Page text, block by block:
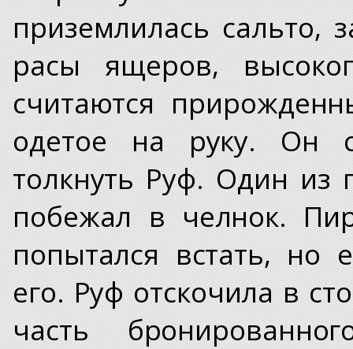
приземлилась сальто,
расы ящеров,
считаются
одетое на руку. Он
толкнуть Руф. Один из
побежал в челнок.
попытался встать, но
его. Руф отскочила в
часть